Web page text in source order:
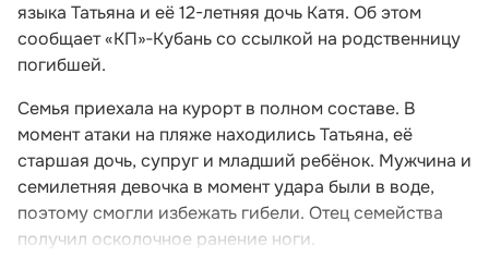
языка Татьяна и её 12-летняя дочь Катя. Об этом
сообщает «КП»‑Кубань со ссылкой на родственницу
погибшей.
Семья приехала на курорт в полном составе. В
момент атаки на пляже находились Татьяна, её
старшая дочь, супруг и младший ребёнок. Мужчина и
семилетняя девочка в момент удара были в воде,
поэтому смогли избежать гибели. Отец семейства
получил осколочное ранение ноги.